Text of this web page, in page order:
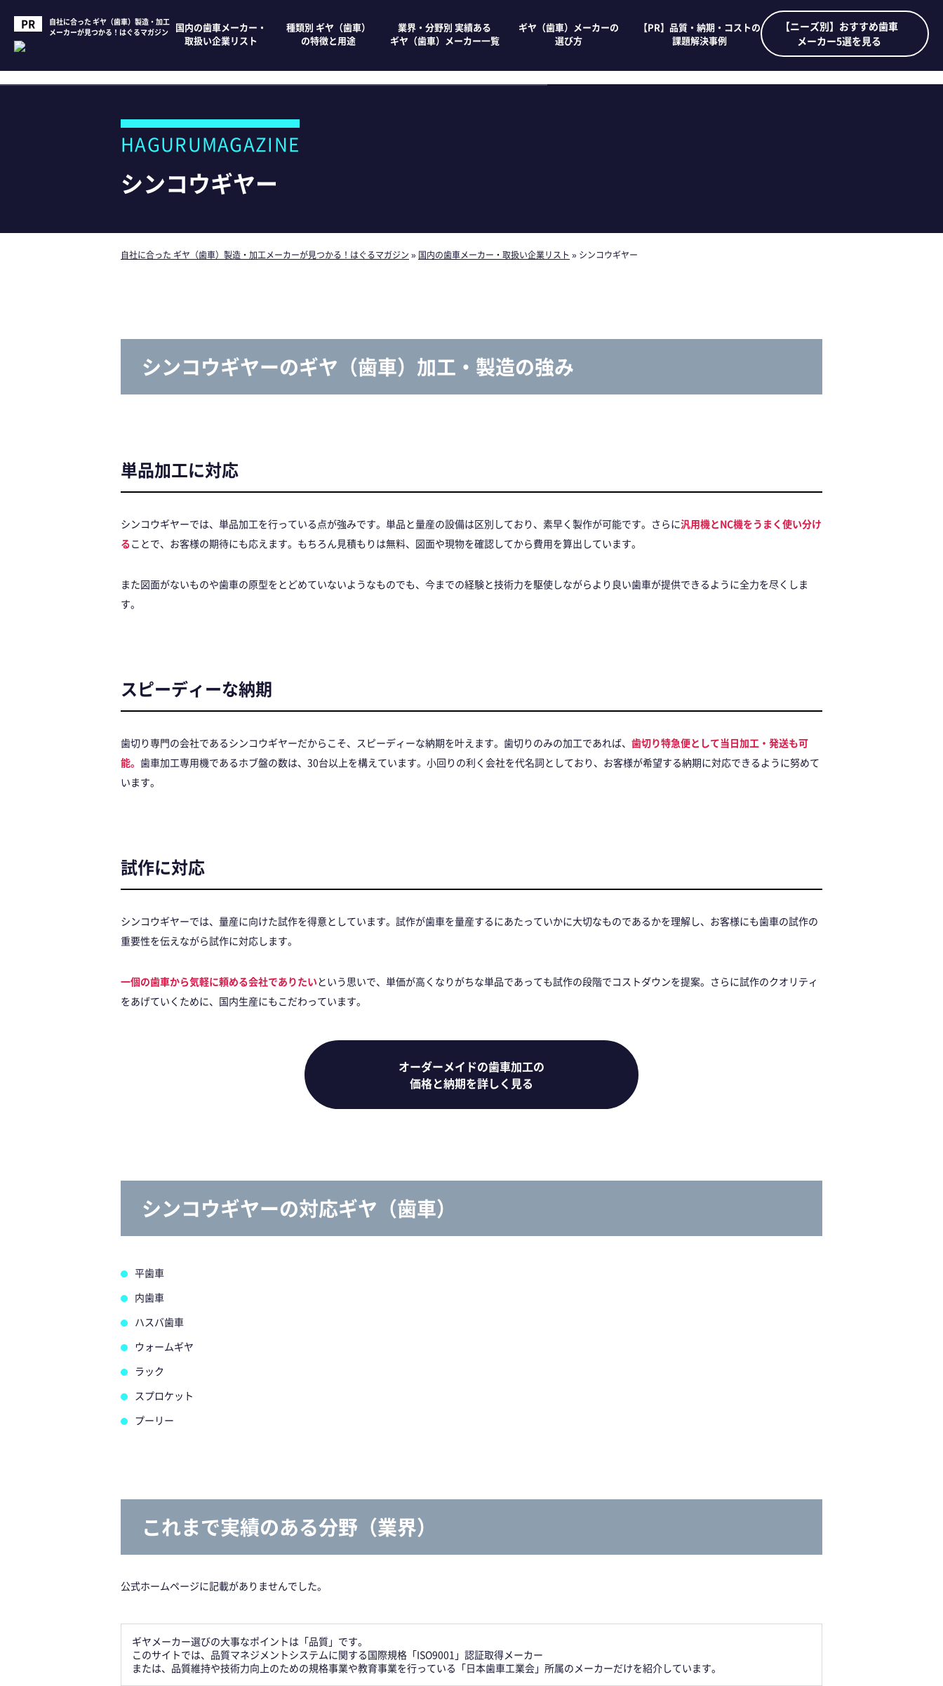
自社に合った ギヤ（歯車）製造・加工
メーカーが見つかる！はぐるマガジン
国内の歯車メーカー・
取扱い企業リスト
種類別 ギヤ（歯車）
の特徴と用途
業界・分野別 実績ある
ギヤ（歯車）メーカー一覧
ギヤ（歯車）メーカーの
選び方
【PR】品質・納期・コストの
課題解決事例
【ニーズ別】おすすめ歯車
メーカー5選を見る
HAGURUMAGAZINE
シンコウギヤー
自社に合った ギヤ（歯車）製造・加工メーカーが見つかる！はぐるマガジン » 国内の歯車メーカー・取扱い企業リスト » シンコウギヤー
シンコウギヤーのギヤ（歯車）加工・製造の強み
単品加工に対応
シンコウギヤーでは、単品加工を行っている点が強みです。単品と量産の設備は区別しており、素早く製作が可能です。さらに汎用機とNC機をうまく使い分け
ることで、お客様の期待にも応えます。もちろん見積もりは無料、図面や現物を確認してから費用を算出しています。
また図面がないものや歯車の原型をとどめていないようなものでも、今までの経験と技術力を駆使しながらより良い歯車が提供できるように全力を尽くしま
す。
スピーディーな納期
歯切り専門の会社であるシンコウギヤーだからこそ、スピーディーな納期を叶えます。歯切りのみの加工であれば、 歯切り特急便として当日加工・発送も可
能。 歯車加工専用機であるホブ盤の数は、30台以上を構えています。小回りの利く会社を代名詞としており、お客様が希望する納期に対応できるように努めて
います。
試作に対応
シンコウギヤーでは、量産に向けた試作を得意としています。試作が歯車を量産するにあたっていかに大切なものであるかを理解し、お客様にも歯車の試作の
重要性を伝えながら試作に対応します。
一個の歯車から気軽に頼める会社でありたいという思いで、単価が高くなりがちな単品であっても試作の段階でコストダウンを提案。さらに試作のクオリティ
をあげていくために、国内生産にもこだわっています。
オーダーメイドの歯車加工の
価格と納期を詳しく見る
シンコウギヤーの対応ギヤ（歯車）
平歯車
内歯車
ハスバ歯車
ウォームギヤ
ラック
スプロケット
プーリー
これまで実績のある分野（業界）
公式ホームページに記載がありませんでした。
ギヤメーカー選びの大事なポイントは「品質」です。
このサイトでは、品質マネジメントシステムに関する国際規格「ISO9001」認証取得メーカー
または、品質維持や技術力向上のための規格事業や教育事業を行っている「日本歯車工業会」所属のメーカーだけを紹介しています。